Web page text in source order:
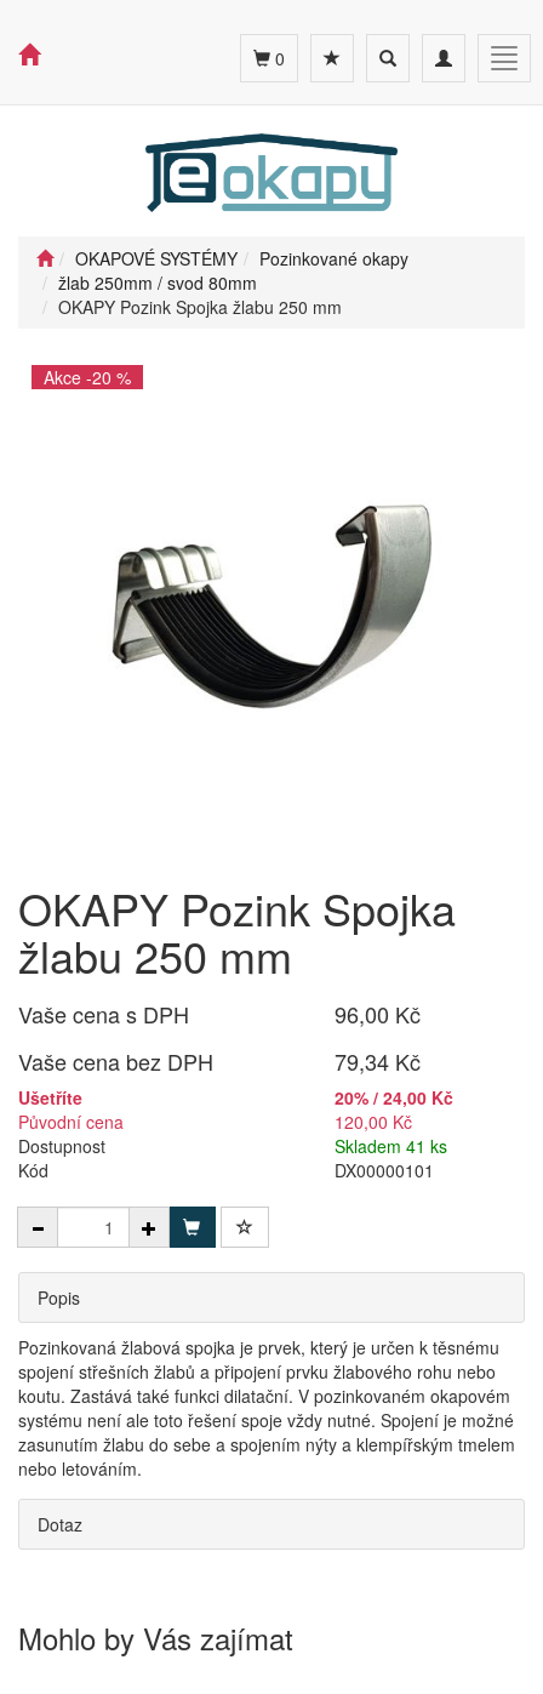
Toggle
navigation
Toggle
search
0
OKAPOVÉ SYSTÉMY
Pozinkované okapy
žlab 250mm / svod 80mm
OKAPY Pozink Spojka žlabu 250 mm
Akce -20 %
OKAPY Pozink Spojka
žlabu 250 mm
Vaše cena s DPH
96,00 Kč
Vaše cena bez DPH
79,34 Kč
Ušetříte
20% / 24,00 Kč
Původní cena
120,00 Kč
Dostupnost
Skladem 41 ks
Kód
DX00000101
Popis
Pozinkovaná žlabová spojka je prvek, který je určen k těsnému
spojení střešních žlabů a připojení prvku žlabového rohu nebo
koutu. Zastává také funkci dilatační. V pozinkovaném okapovém
systému není ale toto řešení spoje vždy nutné. Spojení je možné
zasunutím žlabu do sebe a spojením nýty a klempířským tmelem
nebo letováním.
Dotaz
Mohlo by Vás zajímat